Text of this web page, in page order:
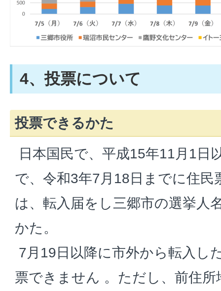
4、投票について
投票できるかた
日本国民で、平成15年11月1日
で、令和3年7月18日までに住民
は、転入届をし三郷市の選挙人
かた。
7月19日以降に市外から転入し
票できません 。ただし、前住